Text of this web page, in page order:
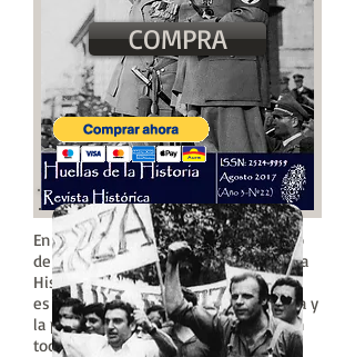
En nuestro vigésimo segundo número
de la Revista Histórica de Huellas de la
Historia nos proponemos explicar qué
es el Fascismo, su nacimiento en Italia y
la permanencia de su pensamiento en
todo el siglo XX hasta nuestros días.
COMPRA